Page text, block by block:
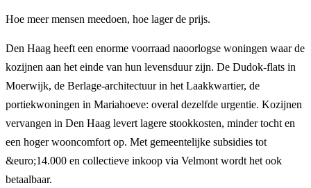
Hoe meer mensen meedoen, hoe lager de prijs.
Den Haag heeft een enorme voorraad naoorlogse woningen waar de
kozijnen aan het einde van hun levensduur zijn. De Dudok-flats in
Moerwijk, de Berlage-architectuur in het Laakkwartier, de
portiekwoningen in Mariahoeve: overal dezelfde urgentie. Kozijnen
vervangen in Den Haag levert lagere stookkosten, minder tocht en
een hoger wooncomfort op. Met gemeentelijke subsidies tot
&euro;14.000 en collectieve inkoop via Velmont wordt het ook
betaalbaar.